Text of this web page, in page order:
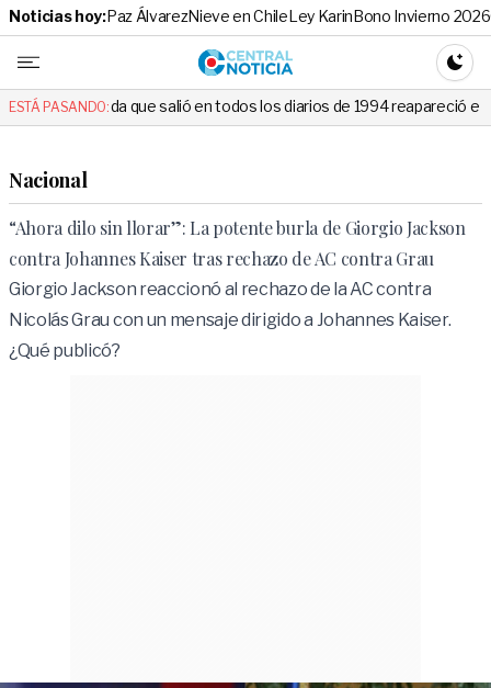
Noticias hoy:Paz ÁlvarezNieve en ChileLey KarinBono Invierno 2026
Central
ESTÁ PASANDO:
que salió en todos los diarios de 1994 reapareció e hizo llorar a
Nacional
“Ahora dilo sin llorar”: La potente burla de Giorgio Jackson
contra Johannes Kaiser tras rechazo de AC contra Grau
Giorgio Jackson reaccionó al rechazo de la AC contra
Nicolás Grau con un mensaje dirigido a Johannes Kaiser.
¿Qué publicó?